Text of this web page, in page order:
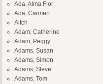
Ada, Alma Flor
Ada, Carmen
Aitch
Adam, Catherine
Adam, Peggy
Adams, Susan
Adams, Simon
Adams, Steve
Adams, Tom